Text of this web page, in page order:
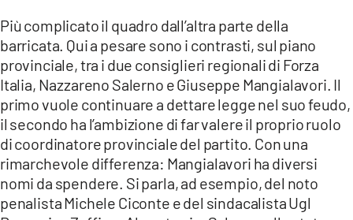
Più complicato il quadro dall’altra parte della
barricata. Qui a pesare sono i contrasti, sul piano
provinciale, tra i due consiglieri regionali di Forza
Italia, Nazzareno Salerno e Giuseppe Mangialavori. Il
primo vuole continuare a dettare legge nel suo feudo,
il secondo ha l’ambizione di far valere il proprio ruolo
di coordinatore provinciale del partito. Con una
rimarchevole differenza: Mangialavori ha diversi
nomi da spendere. Si parla, ad esempio, del noto
penalista Michele Ciconte e del sindacalista Ugl